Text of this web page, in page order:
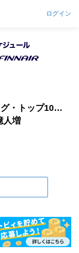
ログイン
・トップ10…
人増